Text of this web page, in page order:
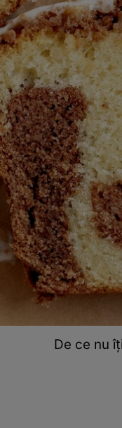
De ce nu